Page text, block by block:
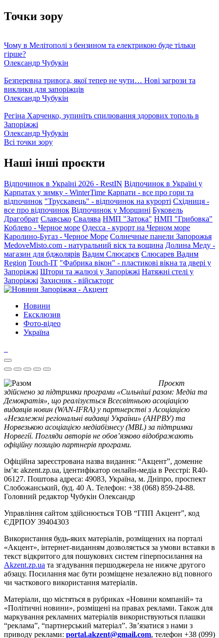
Точки зору
Чому в Мелітополі з бензином та електрикою буде тільки
гірше?
Олександр Чубукін
Безперевна тривога, якої тепер не чути… Нові загрози та
виклики для запоріжців
Олександр Чубукін
Регіна Харченко, зупиніть спилювання здорових тополь в
Запоріжжі
Олександр Чубукін
Всі точки зору
Наші інші проєкти
Відпочинок в Україні 2026 - RestIN Відпочинок в Україні у
Карпатах у зимку - WinterTime Карпати - все про гори та
відпочинок "Трускавець" - відпочинок на курорті Східниця -
все про відпочинок Відпочинок у Моршині Буковель
Драгобрат Славсько Свалява НМП "Затока" НМП "Грибовка"
Коблево - Черное море Одесса - курорт на Черном море
Каролино-Бугаз - Черное Море Солнечные панели Запорожья
MedoveMisto.com - натуральний віск та вощина Долина Меду -
магазин для бджолярів Вадим Слюсарєв Слюсарев Вадим
Region Touch-IT "Фабрика вікон" - пластикові вікна та двері у
Запоріжжі Штори та жалюзі у Запоріжжі Натяжні стелі у
Запоріжжі Захисник - військторг
Новини
Ексклюзив
Фото-відео
Україна
Проєкт
здійснено за підтримки програми «Сильніші разом: Медіа та
Демократія», що реалізується Всесвітньою асоціацією
видавців новин (WAN-IFRA) у партнерстві з Асоціацією
«Незалежні регіональні видавці України» (АНРВУ) та
Норвезькою асоціацією медіабізнесу (MBL) за підтримки
Норвегії. Погляди авторів не обов’язково відображають
офіційну позицію партнерів програми.
Офіційна зареєстрована назва видання: “Акцент”, доменне
ім’я: akzent.zp.ua, ідентифікатор онлайн-медіа в Реєстрі: R40-
06127. Поштова адреса: 49083, Україна, м. Дніпро, проспект
Слобожанський, буд. 40 А. Телефон: +38 (068) 859-24-88.
Головний редактор Чубукін Олександр
Управління сайтом здійснюється ТОВ “ГПП Акцент”, код
ЄДРПОУ 39404303
Використання будь-яких матеріалів, розміщених на порталі
«Акцент», інтернет-виданням дозволяється за умови вставки в
текст відкритого для пошукових систем гіперпосилання на
Akzent.zp.ua та згадування першоджерела не нижче другого
абзацу. Посилання має бути розміщене незалежно від повного
чи часткового використання матеріалів.
Матеріали, що містяться в рубриках «Новини компаній» та
«Політичні новини», розміщені на правах реклами. Також для
маркування рекламних матеріалів використвуються плашки
“реклама”, “партнерський матеріал”. Зв’язатися з нами з
приводу реклами: portal.akzent@gmail.com, телефон +38 (099)